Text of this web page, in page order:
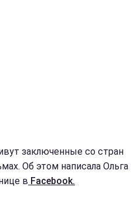
заключенные со стран
Об этом написала Ольга
в Facebook.